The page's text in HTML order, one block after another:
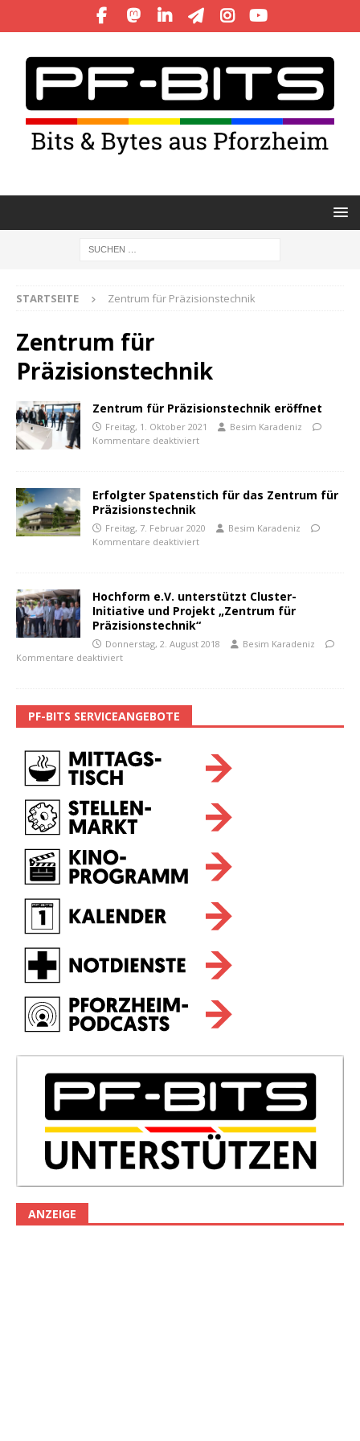
STARTSEITE Zentrum für Präzisionstechnik
Zentrum für
Präzisionstechnik
Zentrum für Präzisionstechnik eröffnet
Freitag, 1. Oktober 2021
Besim Karadeniz
Kommentare deaktiviert
Erfolgter Spatenstich für das Zentrum für
Präzisionstechnik
Freitag, 7. Februar 2020
Besim Karadeniz
Kommentare deaktiviert
Hochform e.V. unterstützt Cluster-
Initiative und Projekt „Zentrum für
Präzisionstechnik“
Donnerstag, 2. August 2018
Besim Karadeniz
Kommentare deaktiviert
PF-BITS SERVICEANGEBOTE
ANZEIGE